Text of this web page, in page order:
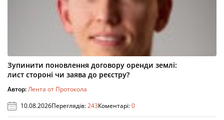
Зупинити поновлення договору оренди землі:
лист стороні чи заява до реєстру?
Автор:Лента от Протокола
10.08.2026Переглядів:243Коментарі:0